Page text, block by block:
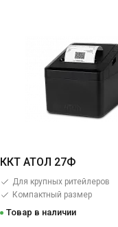
ККТ АТОЛ 27Ф
Для крупных ритейлеров
Компактный размер
Товар в наличии